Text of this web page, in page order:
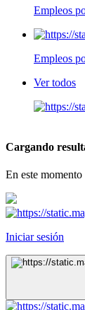
Empleos
Empleos
Ver todos
Cargando
En este
Iniciar sesión